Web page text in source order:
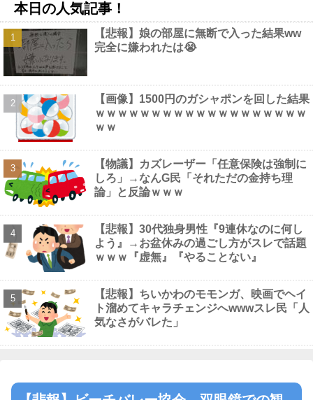
【動画】 ウェットスーツの脱ぎ方を教える動画、何故か900万回
以上再生されてしまう！ NEW!
【疑問】葬式←まぁわかる 四十九日←いらねぇだろ他 NEW!
【避難所】キッチンカー、から揚げや麺類提供 40代女性「最高、
パン中心の生活には飽き飽きしていて、野菜不足も感じていた」→
時事通信タイトル「パンに飽き飽き」他
【画像】 裏垢JD「新しい下着可愛いからみて！」ｗｗｗ
NEW!
【動画】 姫路のイベントで胸チラ NEW!
Powered by livedoor 相互RSS
本日の人気記事！
【悲報】娘の部屋に無断で入った結果ww
完全に嫌われたは😭
【画像】1500円のガシャポンを回した結果
ｗｗｗｗｗｗｗｗｗｗｗｗｗｗｗｗｗｗｗ
ｗｗ
【物議】カズレーザー「任意保険は強制に
しろ」→なんG民「それただの金持ち理
論」と反論ｗｗｗ
【悲報】30代独身男性『9連休なのに何し
よう』→お盆休みの過ごし方がスレで話題
ｗｗｗ『虚無』『やることない』
【悲報】ちいかわのモモンガ、映画でヘイ
ト溜めてキャラチェンジへwwwスレ民「人
気なさがバレた」